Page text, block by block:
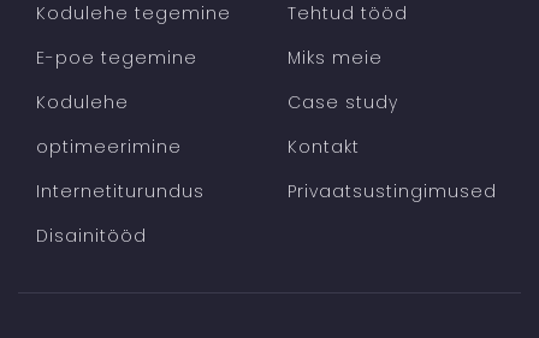
Kodulehe tegemine
E-poe tegemine
Kodulehe
optimeerimine
Internetiturundus
Disainitööd
Tehtud tööd
Miks meie
Case study
Kontakt
Privaatsustingimused